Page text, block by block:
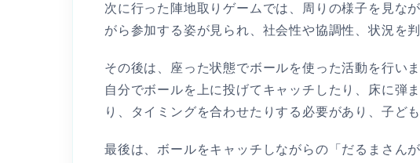
次に行った陣地取りゲームでは、周りの様子を見な
がら参加する姿が見られ、社会性や協調性、状況を
その後は、座った状態でボールを使った活動を行い
自分でボールを上に投げてキャッチしたり、床に弾
り、タイミングを合わせたりする必要があり、子ど
最後は、ボールをキャッチしながらの「だるまさん